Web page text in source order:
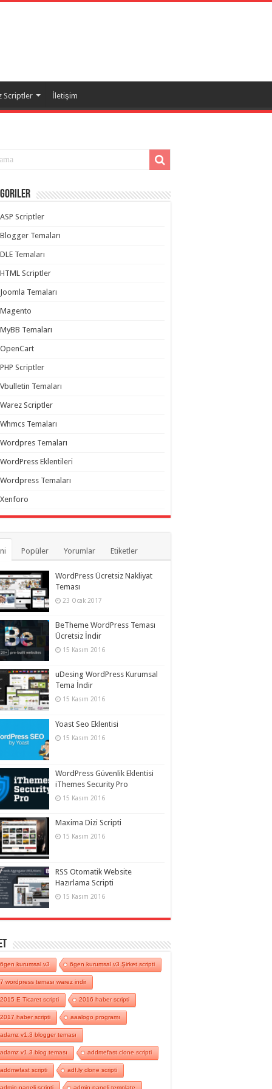
Scriptler İletişim
ASP Scriptler
Blogger Temaları
DLE Temaları
HTML Scriptler
Joomla Temaları
Magento
MyBB Temaları
OpenCart
PHP Scriptler
Vbulletin Temaları
Warez Scriptler
Whmcs Temaları
Wordpres Temaları
WordPress Eklentileri
Wordpress Temaları
Xenforo
Popüler Yorumlar Etiketler
WordPress Ücretsiz Nakliyat
Teması
23 Ocak 2017
BeTheme WordPress Teması
Ücretsiz İndir
15 Kasım 2016
uDesing WordPress Kurumsal
Tema İndir
15 Kasım 2016
Yoast Seo Eklentisi
15 Kasım 2016
WordPress Güvenlik Eklentisi
iThemes Security Pro
15 Kasım 2016
Maxima Dizi Scripti
15 Kasım 2016
RSS Otomatik Website
Hazırlama Scripti
15 Kasım 2016
6gen kurumsal v3 6gen kurumsal v3 Şirket scripti
7 wordpress teması warez indir
2015 E Ticaret scripti 2016 haber scripti
2017 haber scripti aaalogo programı
adamz v1.3 blogger teması
adamz v1.3 blog teması addmefast clone scripti
addmefast scripti adf.ly clone scripti
admin paneli scripti admin paneli template